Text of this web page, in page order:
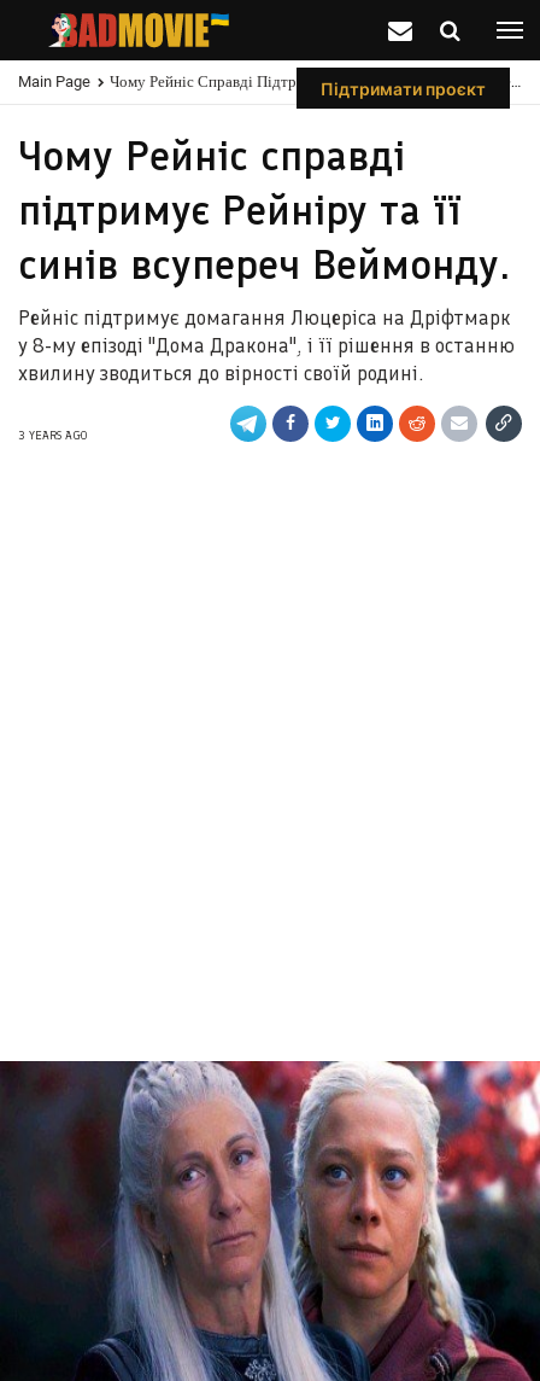
Підтримати проєкт
Main Page Чому Рейніс Справді Підтримує Рейніру Та Її Синів Всупереч Веймонду.
Чому Рейніс справді
підтримує Рейніру та її
синів всупереч Веймонду.
Рейніс підтримує домагання Люцеріса на Дріфтмарк
у 8-му епізоді "Дома Дракона", і її рішення в останню
хвилину зводиться до вірності своїй родині.
3 YEARS AGO